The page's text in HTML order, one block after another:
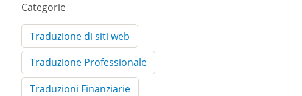
Categorie
Traduzione di siti web
Traduzione Professionale
Traduzioni Finanziarie